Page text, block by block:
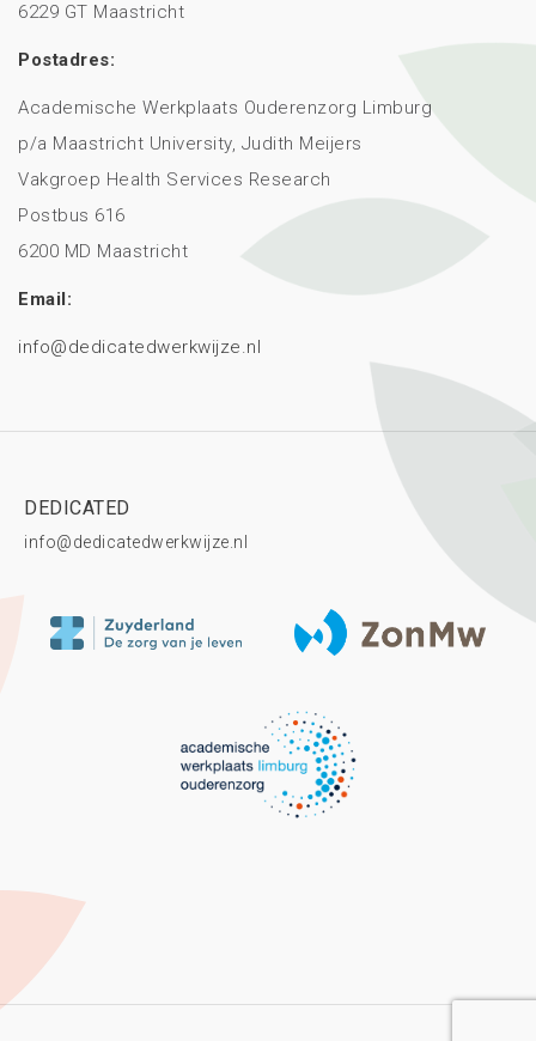
6229 GT Maastricht
Postadres:
Academische Werkplaats Ouderenzorg Limburg
p/a Maastricht University, Judith Meijers
Vakgroep Health Services Research
Postbus 616
6200 MD Maastricht
Email:
info@dedicatedwerkwijze.nl
DEDICATED
info@dedicatedwerkwijze.nl